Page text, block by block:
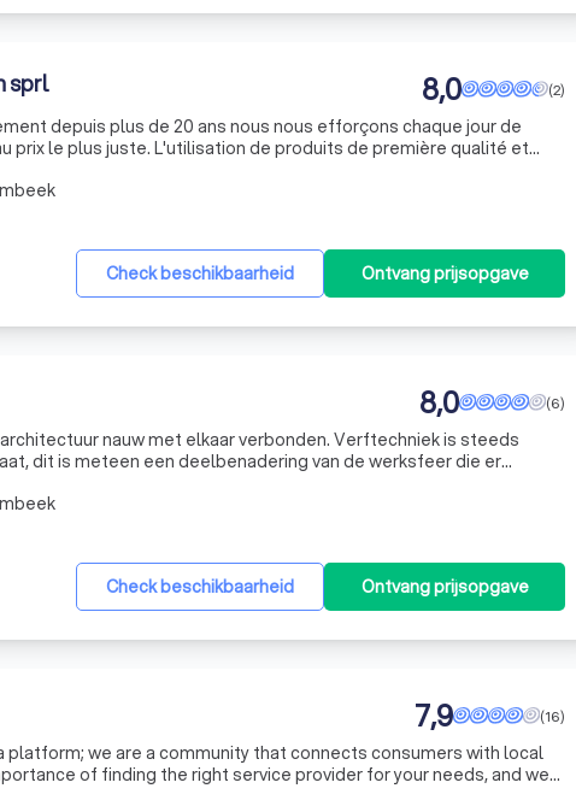
sprl (2)
8,0
depuis plus de 20 ans nous nous efforçons chaque jour de
prix le plus juste. L'utilisation de produits de première qualité et
Check beschikbaarheid Ontvang prijsopgave
(6)
8,0
nauw met elkaar verbonden. Verftechniek is steeds
dit is meteen een deelbenadering van de werksfeer die er
Check beschikbaarheid Ontvang prijsopgave
(16)
7,9
platform; we are a community that connects consumers with local
of finding the right service provider for your needs, and we